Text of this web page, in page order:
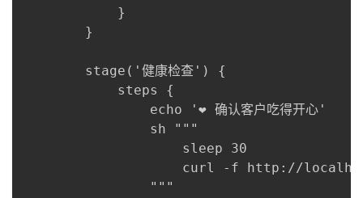
            }
        }
        stage('健康检查') {
            steps {
                echo '❤️ 确认客户吃得开心'
                sh """
                    sleep 30
curl -f http://
                """